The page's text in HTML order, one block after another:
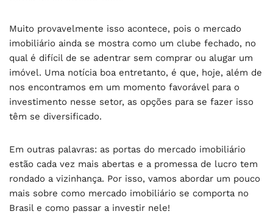
Muito provavelmente isso acontece, pois o mercado
imobiliário ainda se mostra como um clube fechado, no
qual é difícil de se adentrar sem comprar ou alugar um
imóvel. Uma notícia boa entretanto, é que, hoje, além de
nos encontramos em um momento favorável para o
investimento nesse setor, as opções para se fazer isso
têm se diversificado.
Em outras palavras: as portas do mercado imobiliário
estão cada vez mais abertas e a promessa de lucro tem
rondado a vizinhança. Por isso, vamos abordar um pouco
mais sobre como mercado imobiliário se comporta no
Brasil e como passar a investir nele!